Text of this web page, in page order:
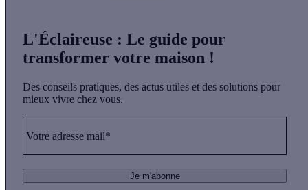
L'Éclaireuse : Le guide pour
transformer votre maison !
Des conseils pratiques, des actus utiles et des solutions pour
mieux vivre chez vous.
Votre adresse mail*
Je m'abonne